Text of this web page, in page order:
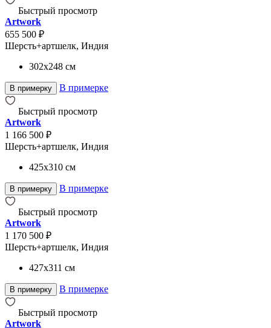
Быстрый просмотр
Artwork
655 500 ₽
Шерсть+артшелк, Индия
302x248 см
В примерку В примерке
Быстрый просмотр
Artwork
1 166 500 ₽
Шерсть+артшелк, Индия
425x310 см
В примерку В примерке
Быстрый просмотр
Artwork
1 170 500 ₽
Шерсть+артшелк, Индия
427x311 см
В примерку В примерке
Быстрый просмотр
Artwork